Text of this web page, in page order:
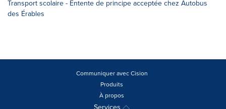
Transport scolaire - Entente de principe acceptée chez Autobus
des Érables
Communiquer avec Cision
Produits
À propos